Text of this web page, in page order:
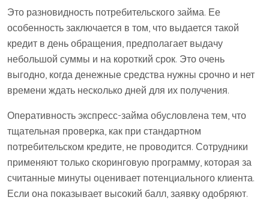
Это разновидность потребительского займа. Ее
особенность заключается в том, что выдается такой
кредит в день обращения, предполагает выдачу
небольшой суммы и на короткий срок. Это очень
выгодно, когда денежные средства нужны срочно и нет
времени ждать несколько дней для их получения.
Оперативность экспресс-займа обусловлена тем, что
тщательная проверка, как при стандартном
потребительском кредите, не проводится. Сотрудники
применяют только скоринговую программу, которая за
считанные минуты оценивает потенциального клиента.
Если она показывает высокий балл, заявку одобряют.